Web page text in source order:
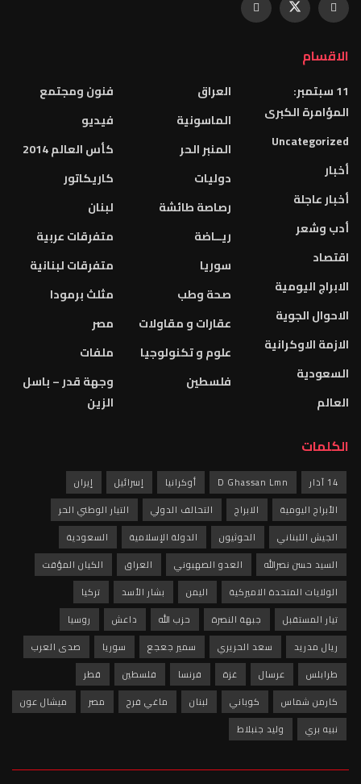
الاقسام
11 سبتمبر:
المؤامرة الكبرى
Uncategorized
أخبار
أخبار عاجلة
أدب وشعر
اقتصاد
الابراج اليومية
الاحوال الجوية
الازمة الاوكرانية
السعودية
العالم
العراق
الماسونية
المنبر الحر
دوليات
رصاصة طائشة
ريــاضة
سوريا
صحة وطب
عقارات و مقاولات
علوم و تكنولوجيا
فلسطين
فنون ومجتمع
فيديو
كأس العالم 2014
كاريكاتور
لبنان
متفرقات عربية
متفرقات لبنانية
مثلث برمودا
مصر
ملفات
وجهة قدر – باسل
الزين
الكلمات
14 آذار D Ghassan Lmn أوكرانيا إسرائيل
إيران
الأبراج اليومية
الابراج التحالف الدولي
التيار الوطني الحر
الجيش اللبناني
الحوثيون الدولة الإسلامية
السعودية
السيد حسن نصرالله
العدو الصهيوني العراق
الكيان المؤقت
الولايات المتحدة الاميركية
اليمن بشار الأسد
تركيا
تيار المستقبل
جبهة النصرة حزب الله داعش
روسيا
ريال مدريد
سعد الحريري سمير جعجع سوريا
صدى العرب
طرابلس
عرسال غزة فرنسا فلسطين
قطر
كارمن شماس
كوباني لبنان ماغي فرح مصر
ميشال عون
نبيه بري
وليد جنبلاط